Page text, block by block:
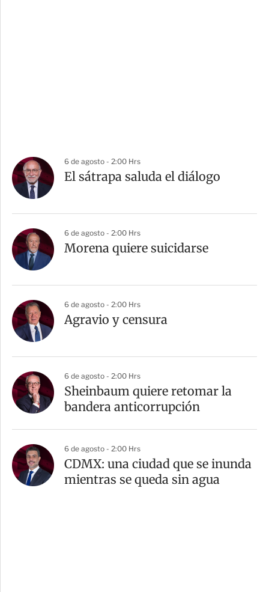
6 de agosto - 2:00 Hrs
El sátrapa saluda el diálogo
6 de agosto - 2:00 Hrs
Morena quiere suicidarse
6 de agosto - 2:00 Hrs
Agravio y censura
6 de agosto - 2:00 Hrs
Sheinbaum quiere retomar la
bandera anticorrupción
6 de agosto - 2:00 Hrs
CDMX: una ciudad que se inunda
mientras se queda sin agua